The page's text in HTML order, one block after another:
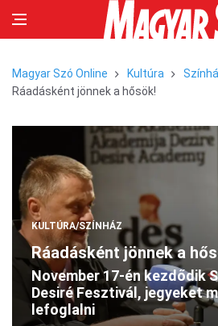
Magyar Szó Online Kultúra
Ráadásként jönnek a hősök!
KULTÚRA/SZÍNHÁZ
Ráadásként jönnek a
November 17-én kezdődik
Desiré Fesztivál, jegyeket
lefoglalni